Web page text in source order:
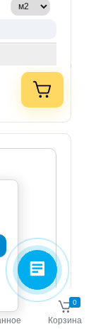
(0 отзывов)
0
Корзина